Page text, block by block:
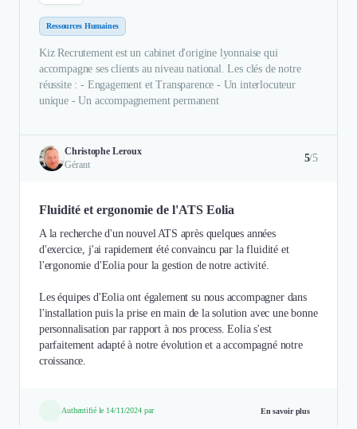
Ressources Humaines
Kiz Recrutement est un cabinet d'origine lyonnaise qui
accompagne ses clients au niveau national. Les clés de notre
réussite : - Engagement et Transparence - Un interlocuteur
unique - Un accompagnement permanent
Christophe Leroux
Gérant
5/5
Fluidité et ergonomie de l'ATS Eolia
A la recherche d'un nouvel ATS après quelques années
d'exercice, j'ai rapidement été convaincu par la fluidité et
l'ergonomie d'Eolia pour la gestion de notre activité.
Les équipes d'Eolia ont également su nous accompagner dans
l'installation puis la prise en main de la solution avec une bonne
personnalisation par rapport à nos process. Eolia s'est
parfaitement adapté à notre évolution et a accompagné notre
croissance.
Authentifié le 14/11/2024 par En savoir plus